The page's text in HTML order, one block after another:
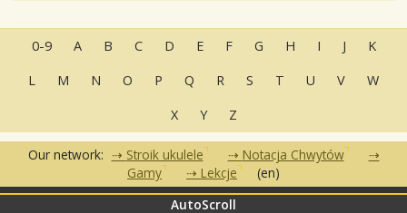
AutoScroll
0-9 A B C D E F G H I J
K
L
M N O P Q R S T U V
W
X
Y Z
Our network: Stroik ukulele
Notacja Chwytów
Gamy
Lekcje (en)
Często zadawane pytania•Kontakt